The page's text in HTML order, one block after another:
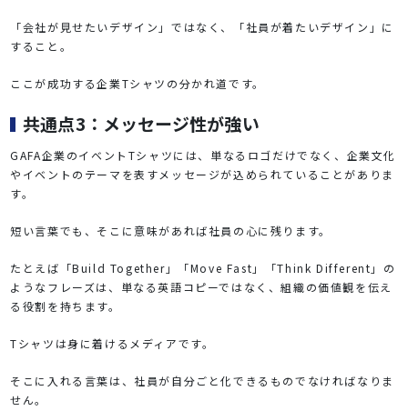
「会社が見せたいデザイン」ではなく、「社員が着たいデザイン」に
すること。
ここが成功する企業Tシャツの分かれ道です。
共通点3：メッセージ性が強い
GAFA企業のイベントTシャツには、単なるロゴだけでなく、企業文化
やイベントのテーマを表すメッセージが込められていることがありま
す。
短い言葉でも、そこに意味があれば社員の心に残ります。
たとえば「Build Together」「Move Fast」「Think Different」の
ようなフレーズは、単なる英語コピーではなく、組織の価値観を伝え
る役割を持ちます。
Tシャツは身に着けるメディアです。
そこに入れる言葉は、社員が自分ごと化できるものでなければなりま
せん。